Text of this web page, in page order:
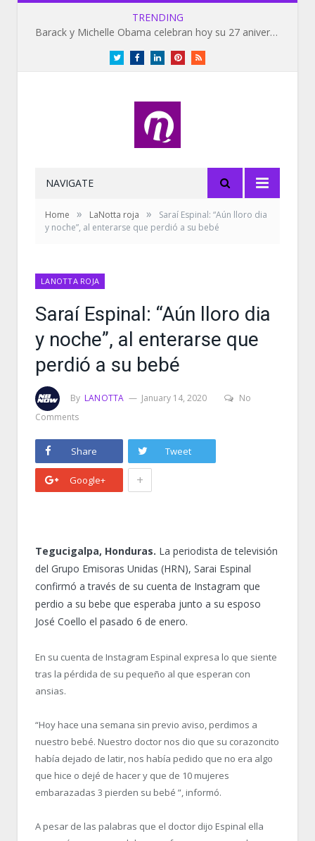
TRENDING
Barack y Michelle Obama celebran hoy su 27 aniversario de bodas
TwitterFacebookLinkedInPinterestRSS
NAVIGATE
Home » LaNotta roja »
Saraí Espinal: “Aún lloro dia
y noche”, al enterarse que perdió a su bebé
LANOTTA ROJA
Saraí Espinal: “Aún lloro dia
y noche”, al enterarse que
perdió a su bebé
By LANOTTA January 14, 2020
No
Comments
Share Tweet
Google+ +
Tegucigalpa, Honduras. La periodista de televisión
del Grupo Emisoras Unidas (HRN), Sarai Espinal
confirmó a través de su cuenta de Instagram que
perdio a su bebe que esperaba junto a su esposo
José Coello el pasado 6 de enero.
En su cuenta de Instagram Espinal expresa lo que siente
tras la pérdida de su pequeño al que esperan con
ansias.
“Hoy hace una semana sin previo aviso, perdimos a
nuestro bebé. Nuestro doctor nos dio que su corazoncito
había dejado de latir, nos había pedido que no era algo
que hice o dejé de hacer y que de 10 mujeres
embarazadas 3 pierden su bebé ”, informó.
A pesar de las palabras que el doctor dijo Espinal ella